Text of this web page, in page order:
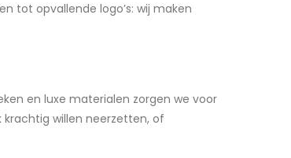
tot opvallende logo’s: wij maken
en luxe materialen zorgen we voor
willen neerzetten, of